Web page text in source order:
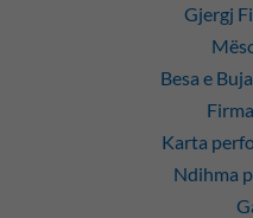
Gjergj
Besa e
Karta
Ndihma